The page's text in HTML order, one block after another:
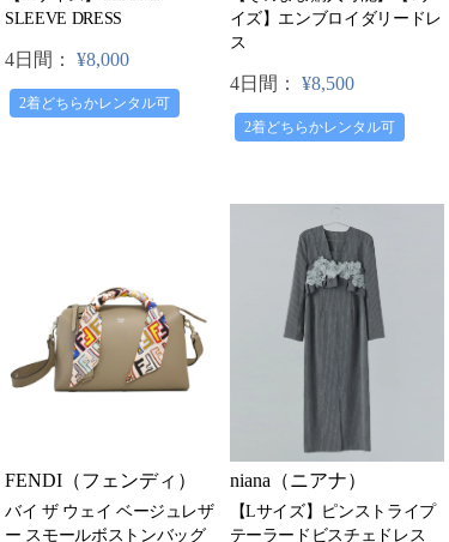
SLEEVE DRESS
4日間： ¥8,000
2着どちらかレンタル可
イズ】エンブロイダリードレ
ス
4日間： ¥8,500
2着どちらかレンタル可
FENDI（フェンディ）
バイ ザ ウェイ ベージュレザ
ー スモールボストンバッグ
niana（ニアナ）
【Lサイズ】ピンストライプ
テーラードビスチェドレス